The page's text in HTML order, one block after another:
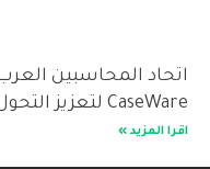
اتحاد المحاسبين
CaseWare لتعزيز التحول الرقمي في المهنة
اقرا المزيد »